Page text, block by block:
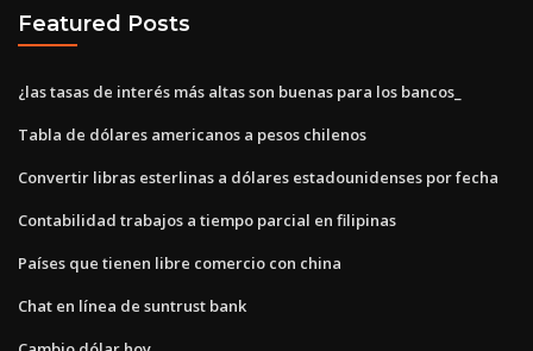
Featured Posts
¿las tasas de interés más altas son buenas para los bancos_
Tabla de dólares americanos a pesos chilenos
Convertir libras esterlinas a dólares estadounidenses por fecha
Contabilidad trabajos a tiempo parcial en filipinas
Países que tienen libre comercio con china
Chat en línea de suntrust bank